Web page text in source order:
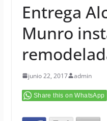
Entrega
Munro
junio 22, 2017 admin
Share this on WhatsApp